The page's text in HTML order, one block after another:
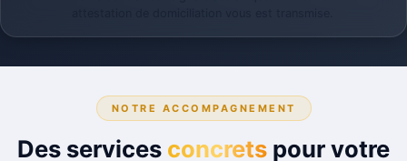
NOTRE ACCOMPAGNEMENT
Des services concrets pour votre